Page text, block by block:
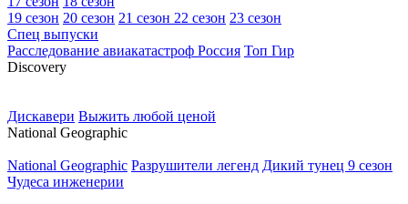
19 сезон 20 сезон 21 сезон 22 сезон 23 сезон
Спец выпуски
Расследование авиакатастроф Россия Топ Гир
Discovery
Дискавери Выжить любой ценой
National Geographic
National Geographic Разрушители легенд Дикий тунец 9 сезон
Чудеса инженерии